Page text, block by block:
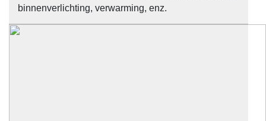
binnenverlichting, verwarming, enz.